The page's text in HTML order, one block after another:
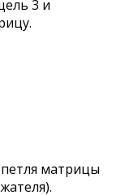
3 и
матрицы